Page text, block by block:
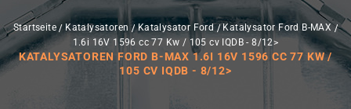
Startseite Katalysatoren Katalysator Ford
Katalysator Ford B-MAX
1.6i 16V 1596 cc 77 Kw / 105 cv IQDB - 8/12>
KATALYSATOREN FORD B-MAX 1.6I 16V 1596 CC 77 KW /
105 CV IQDB - 8/12>